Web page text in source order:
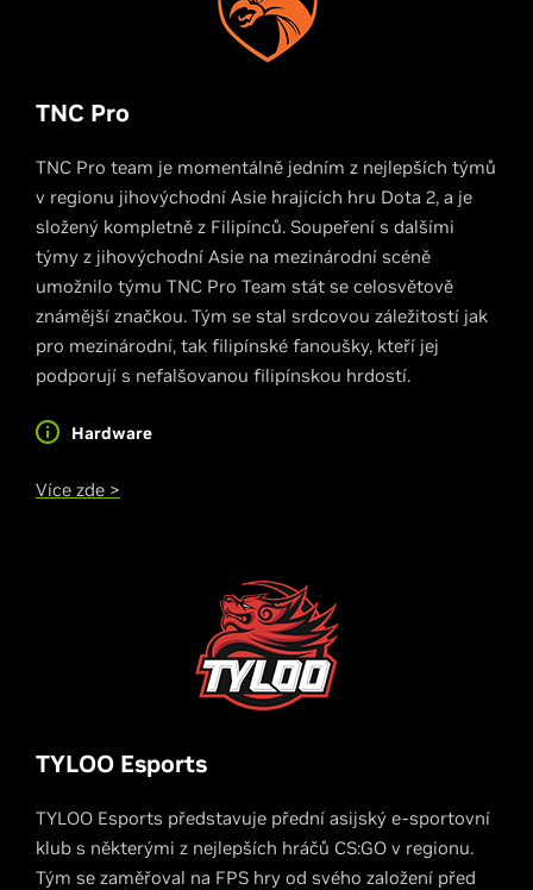
TNC Pro
TNC Pro team je momentálně jedním z nejlepších týmů
v regionu jihovýchodní Asie hrajících hru Dota 2, a je
složený kompletně z Filipínců. Soupeření s dalšími
týmy z jihovýchodní Asie na mezinárodní scéně
umožnilo týmu TNC Pro Team stát se celosvětově
známější značkou. Tým se stal srdcovou záležitostí jak
pro mezinárodní, tak filipínské fanoušky, kteří jej
podporují s nefalšovanou filipínskou hrdostí.
Hardware
Více zde >
TYLOO Esports
TYLOO Esports představuje přední asijský e-sportovní
klub s některými z nejlepších hráčů CS:GO v regionu.
Tým se zaměřoval na FPS hry od svého založení před